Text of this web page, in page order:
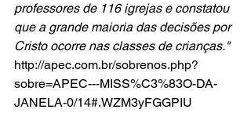
professores de 116 igrejas e constatou
que a grande maioria das decisões por
Cristo ocorre nas classes de crianças."
http://apec.com.br/sobrenos.php?
sobre=APEC---MISS%C3%83O-DA-
JANELA-0/14#.WZM3yFGGPIU